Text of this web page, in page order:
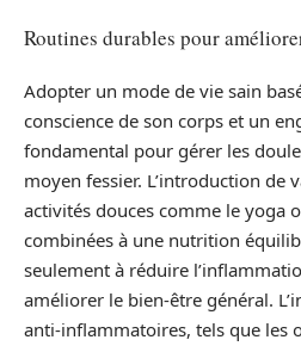
Routines durables pour
Adopter un mode de vie sain
conscience de son corps et un
fondamental pour gérer les
moyen fessier. L’introduction de
activités douces comme le yoga
combinées à une nutrition
seulement à réduire
améliorer le bien-être général.
anti-inflammatoires, tels que les